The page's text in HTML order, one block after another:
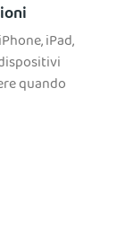
iPad,
quando